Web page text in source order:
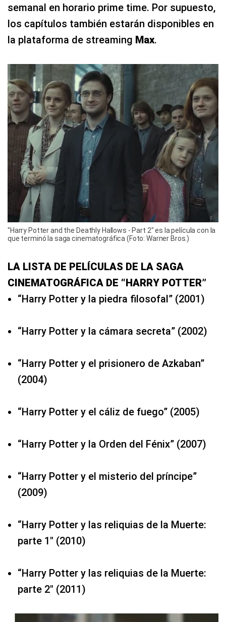
semanal en horario prime time. Por supuesto,
los capítulos también estarán disponibles en
la plataforma de streaming Max.
"Harry Potter and the Deathly Hallows - Part 2" es la película con la
que terminó la saga cinematográfica (Foto: Warner Bros.)
LA LISTA DE PELÍCULAS DE LA SAGA
CINEMATOGRÁFICA DE “HARRY POTTER”
“Harry Potter y la piedra filosofal” (2001)
“Harry Potter y la cámara secreta” (2002)
“Harry Potter y el prisionero de Azkaban”
(2004)
“Harry Potter y el cáliz de fuego” (2005)
“Harry Potter y la Orden del Fénix” (2007)
“Harry Potter y el misterio del príncipe”
(2009)
“Harry Potter y las reliquias de la Muerte:
parte 1″ (2010)
“Harry Potter y las reliquias de la Muerte:
parte 2″ (2011)